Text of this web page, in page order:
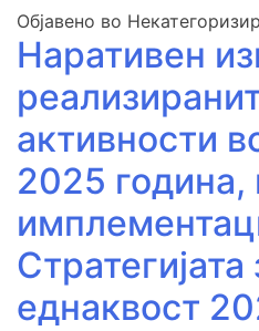
Објавено во
Наративен
активности
2025 година,
еднаквост